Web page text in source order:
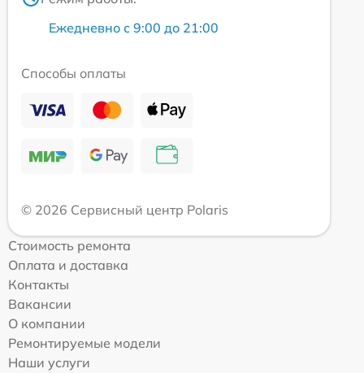
Ежедневно с 9:00 до 21:00
Способы оплаты
© 2026 Сервисный центр Polaris
Стоимость ремонта
Оплата и доставка
Контакты
Вакансии
О компании
Ремонтируемые модели
Наши услуги